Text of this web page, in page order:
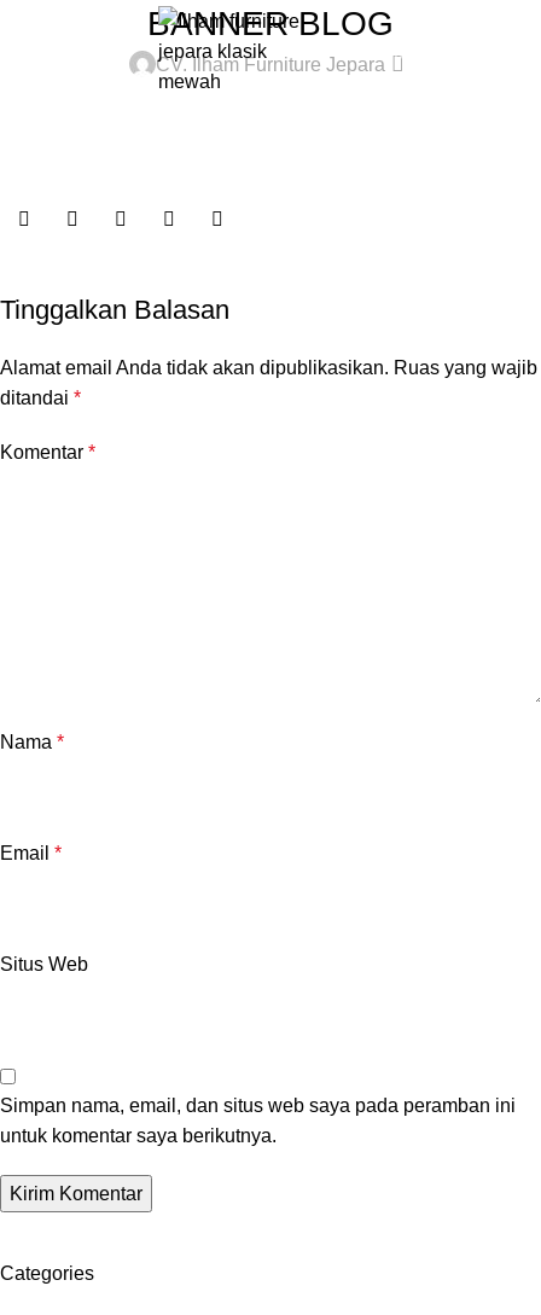
BANNER BLOG
CV. Ilham Furniture Jepara 0
Tinggalkan Balasan
Alamat email Anda tidak akan dipublikasikan. Ruas yang wajib
ditandai *
Komentar *
Nama *
Email *
Situs Web
Simpan nama, email, dan situs web saya pada peramban ini
untuk komentar saya berikutnya.
Categories